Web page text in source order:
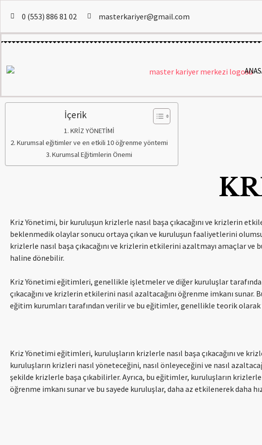
0 (553) 886 81 02 masterkariyer@gmail.com
İçerik
KRİZ YÖNETİMİ
Kurumsal eğitimler ve en etkili 10 öğrenme yöntemi
Kurumsal Eğitimlerin Önemi
Kriz Yönetimi, bir kuruluşun krizlerle nasıl başa çıkacağını ve krizlerin
beklenmedik olaylar sonucu ortaya çıkan ve kuruluşun faaliyetlerini
krizlerle nasıl başa çıkacağını ve krizlerin etkilerini azaltmayı amaçlar ve
haline dönebilir.
Kriz Yönetimi eğitimleri, genellikle işletmeler ve diğer kuruluşlar
çıkacağını ve krizlerin etkilerini nasıl azaltacağını öğrenme imkanı
eğitim kurumları tarafından verilir ve bu eğitimler, genellikle teorik
Kriz Yönetimi eğitimleri, kuruluşların krizlerle nasıl başa çıkacağını ve
kuruluşların krizleri nasıl yöneteceğini, nasıl önleyeceğini ve nasıl
şekilde krizlerle başa çıkabilirler. Ayrıca, bu eğitimler, kuruluşların krizlerle
öğrenme imkanı sunar ve bu sayede kuruluşlar, daha az etkilenerek daha